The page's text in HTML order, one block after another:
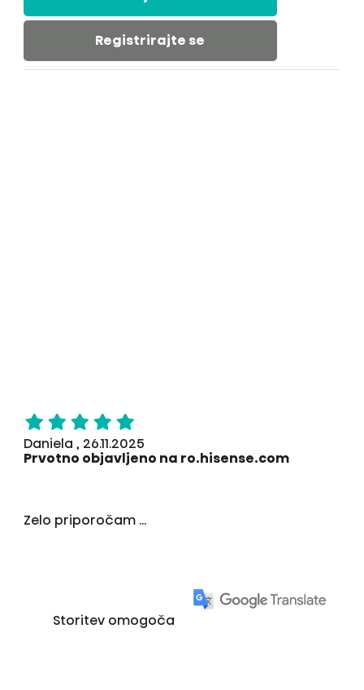
Registrirajte se
Daniela , 26.11.2025
Prvotno objavljeno na ro.hisense.com
Zelo priporočam ...
Storitev omogoča